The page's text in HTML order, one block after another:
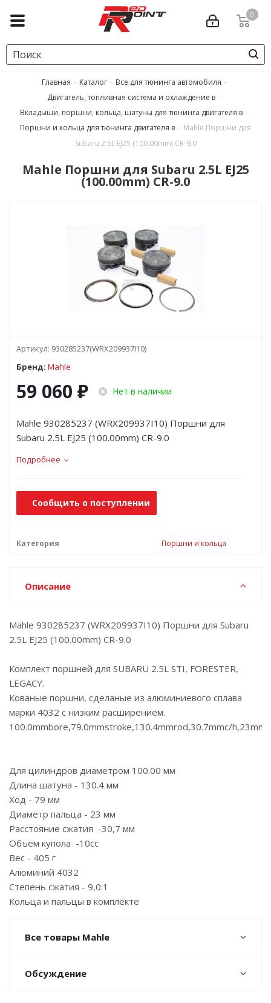
0
Главная - Каталог - Все для тюнинга автомобиля -
Двигатель, топливная система и охлаждение в -
Вкладыши, поршни, кольца, шатуны для тюнинга двигателя в -
Поршни и кольца для тюнинга двигателя в - Mahle Поршни для
Subaru 2.5L EJ25 (100.00mm) CR-9.0
Mahle Поршни для Subaru 2.5L EJ25
(100.00mm) CR-9.0
Артикул: 930285237(WRX209937I10)
Бренд: Mahle
59 060 ₽ Нет в наличии
Mahle 930285237 (WRX209937I10) Поршни для
Subaru 2.5L EJ25 (100.00mm) CR-9.0
Подробнее
Сообщить о поступлении
Категория Поршни и кольца
Описание
Mahle 930285237 (WRX209937I10) Поршни для Subaru
2.5L EJ25 (100.00mm) CR-9.0
Комплект поршней для SUBARU 2.5L STI, FORESTER,
LEGACY.
Кованые поршни, сделаные из алюминиевого сплава
марки 4032 с низким расширением.
100.0mmbore,79.0mmstroke,130.4mmrod,30.7mmc/
Для цилиндров диаметром 100.00 мм
Длина шатуна - 130.4 мм
Ход - 79 мм
Диаметр пальца - 23 мм
Расстояние сжатия -30,7 мм
Объем купола -10сс
Вес - 405 г
Алюминий 4032
Степень сжатия - 9,0:1
Кольца и пальцы в комплекте
Все товары Mahle
Обсуждение